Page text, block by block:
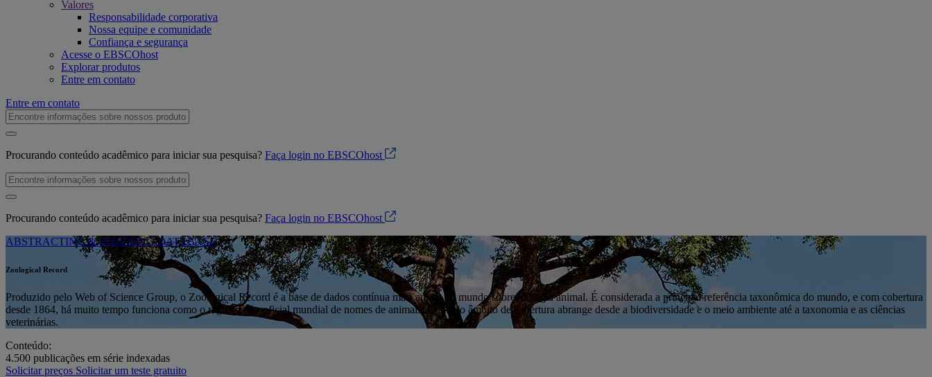
Valores
Responsabilidade corporativa
Nossa equipe e comunidade
Confiança e segurança
Acesse o EBSCOhost
Explorar produtos
Entre em contato
Entre em contato
Procurando conteúdo acadêmico para iniciar sua pesquisa? Faça login no EBSCOhost
Procurando conteúdo acadêmico para iniciar sua pesquisa? Faça login no EBSCOhost
ABSTRACTING & INDEXING DATABASE
Zoological Record
Produzido pelo Web of Science Group, o Zoological Record é a base de dados contínua mais antiga do mundo sobre biologia animal. É considerada a principal referência taxonômica do mundo, e com cobertura
desde 1864, há muito tempo funciona como o registro não-oficial mundial de nomes de animais. O amplo âmbito de cobertura abrange desde a biodiversidade e o meio ambiente até a taxonomia e as ciências
veterinárias.
Conteúdo:
4.500 publicações em série indexadas
Solicitar preços Solicitar um teste gratuito